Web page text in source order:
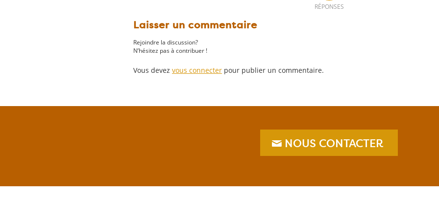
RÉPONSES
Laisser un commentaire
Rejoindre la discussion?
N’hésitez pas à contribuer !
Vous devez vous connecter pour publier un commentaire.
NOUS CONTACTER